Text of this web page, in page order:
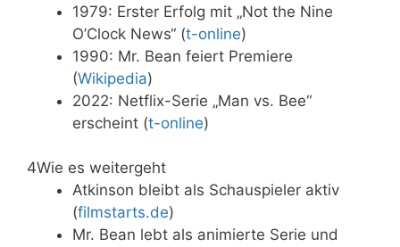
1979: Erster Erfolg mit „Not the Nine
O’Clock News“ (t-online)
1990: Mr. Bean feiert Premiere
(Wikipedia)
2022: Netflix-Serie „Man vs. Bee“
erscheint (t-online)
4Wie es weitergeht
Atkinson bleibt als Schauspieler aktiv
(filmstarts.de)
Mr. Bean lebt als animierte Serie und